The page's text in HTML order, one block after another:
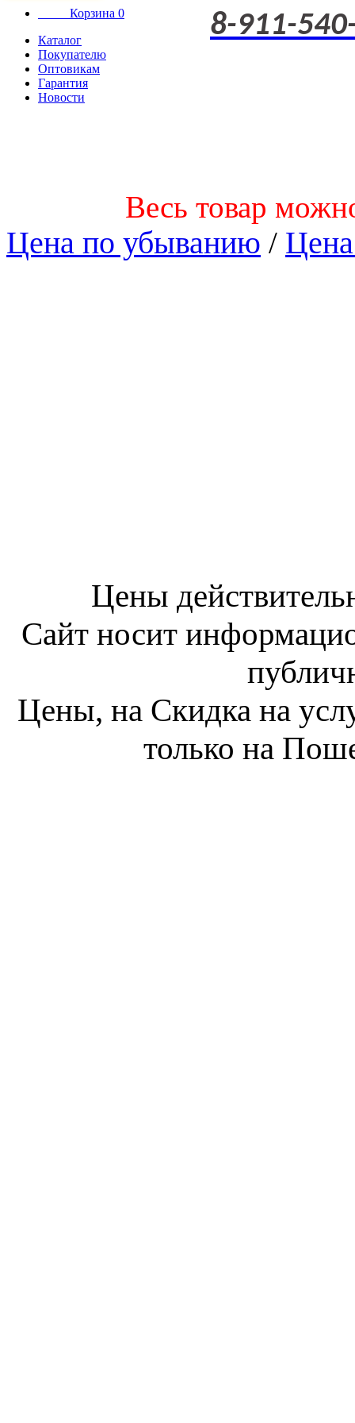
8-911-
Корзина 0
Каталог
Покупателю
Оптовикам
Гарантия
Новости
Весь товар
Цена по убыванию /
Цены
Сайт носит
Цены, на Скидка на
только на